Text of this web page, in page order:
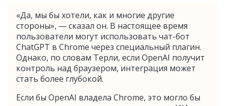
«Да, мы бы хотели, как и многие другие
стороны», — сказал он. В настоящее время
пользователи могут использовать чат-бот
ChatGPT в Chrome через специальный плагин.
Однако, по словам Терли, если OpenAI получит
контроль над браузером, интеграция может
стать более глубокой.
Если бы OpenAI владела Chrome, это могло бы